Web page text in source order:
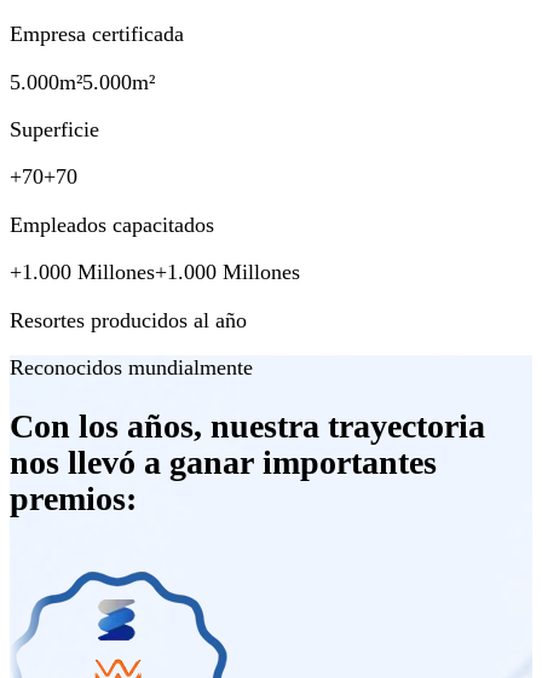
Empresa certificada
5.000m²5.000m²
Superficie
+70+70
Empleados capacitados
+1.000 Millones+1.000 Millones
Resortes producidos al año
Reconocidos mundialmente
Con los años, nuestra trayectoria
nos llevó a ganar importantes
premios: